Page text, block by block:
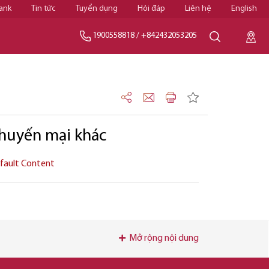
Tin tức Tuyển dụng Hỏi đáp Liên hệ English
1900558818 / +842432053205
mại khác
Content
Mở rộng nội dung